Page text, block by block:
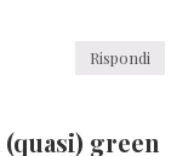
Rispondi
green